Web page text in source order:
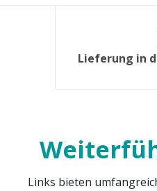
Lieferung in
Links bieten